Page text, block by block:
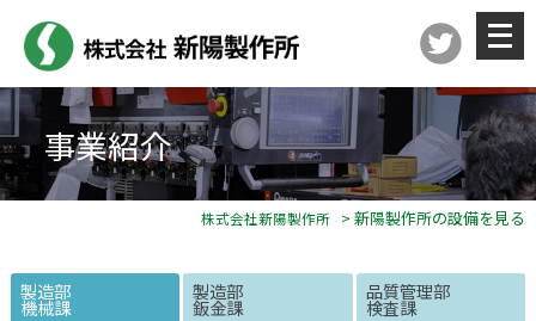
メ
ニ
ュ
を
開
く
事業紹介
株式会社新陽製作所 > 新陽製作所の設備を見る
製造部
機械課
製造部
鈑金課
品質管理部
検査課